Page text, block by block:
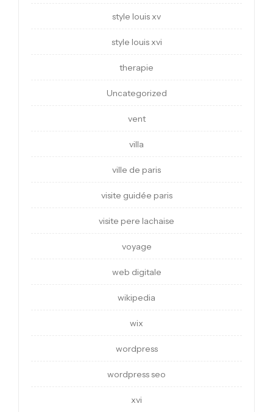
style louis xv
style louis xvi
therapie
Uncategorized
vent
villa
ville de paris
visite guidée paris
visite pere lachaise
voyage
web digitale
wikipedia
wix
wordpress
wordpress seo
xvi